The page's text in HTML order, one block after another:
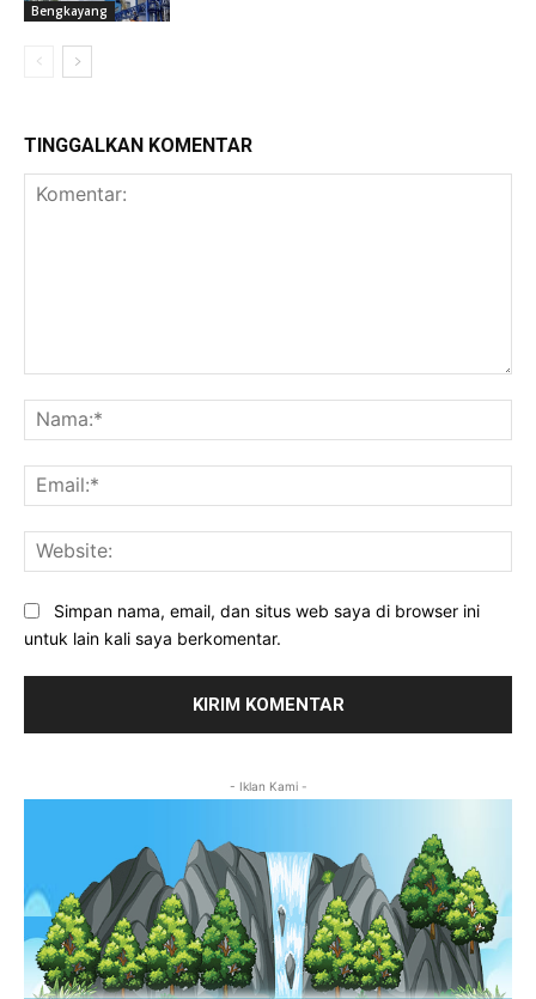
Bengkayang
TINGGALKAN KOMENTAR
Simpan nama, email, dan situs web saya di browser ini
untuk lain kali saya berkomentar.
- Iklan Kami -